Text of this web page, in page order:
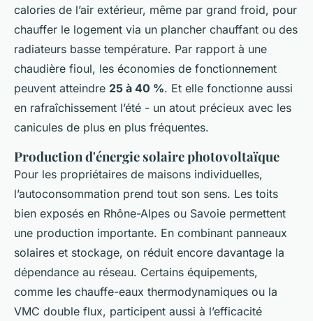
calories de l’air extérieur, même par grand froid, pour
chauffer le logement via un plancher chauffant ou des
radiateurs basse température. Par rapport à une
chaudière fioul, les économies de fonctionnement
peuvent atteindre 25 à 40 %. Et elle fonctionne aussi
en rafraîchissement l’été - un atout précieux avec les
canicules de plus en plus fréquentes.
Production d'énergie solaire photovoltaïque
Pour les propriétaires de maisons individuelles,
l’autoconsommation prend tout son sens. Les toits
bien exposés en Rhône-Alpes ou Savoie permettent
une production importante. En combinant panneaux
solaires et stockage, on réduit encore davantage la
dépendance au réseau. Certains équipements,
comme les chauffe-eaux thermodynamiques ou la
VMC double flux, participent aussi à l’efficacité